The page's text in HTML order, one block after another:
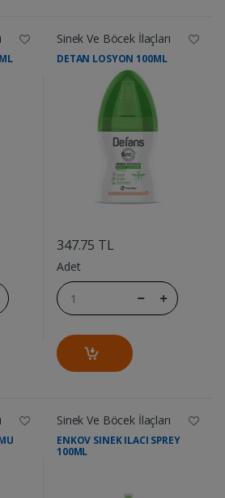
Sinek Ve Böcek İlaçları
DETAN LOSYON 100ML
347.75 TL
Adet
Sinek Ve Böcek İlaçları
ENKOV SINEK ILACI SPREY
100ML